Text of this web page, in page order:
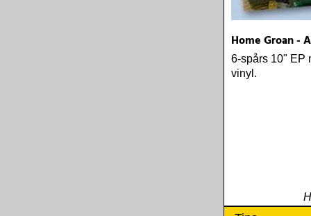
Home Groan -
6-spårs 10" EP
vinyl.